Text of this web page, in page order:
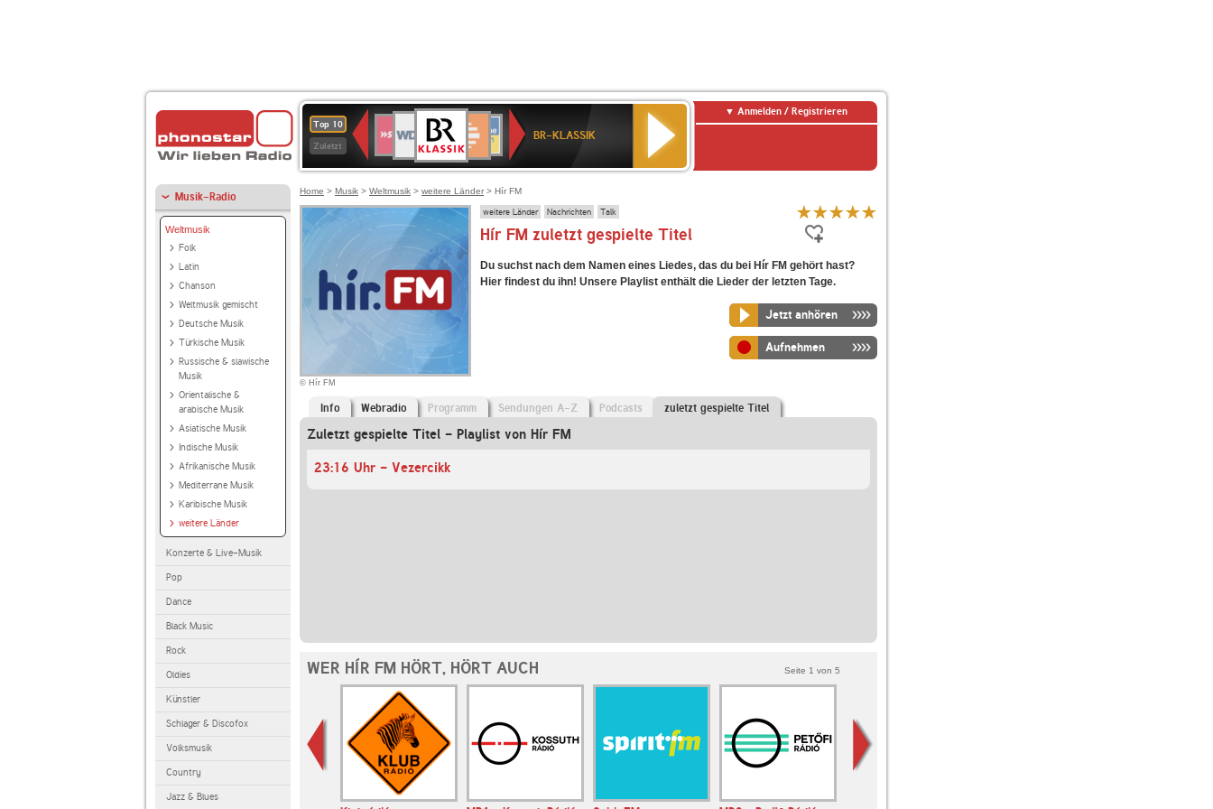
Top 10
Zuletzt
Deutschlandfunk
80er
90er
OLDIE
ANTENNE
4
BR-
KLASSIK
Deutschlandfunk
Kultur
ANTENNE
BAYERN
SWR
Kultur
NDR
2
BR-KLASSIK
Anmelden / Registrieren
Musik-Radio
Weltmusik
Folk
Latin
Chanson
Weltmusik gemischt
Deutsche Musik
Türkische Musik
Russische & slawische
Musik
Orientalische &
arabische Musik
Asiatische Musik
Indische Musik
Afrikanische Musik
Mediterrane Musik
Karibische Musik
weitere Länder
Konzerte & Live-Musik
Pop
Dance
Black Music
Rock
Oldies
Künstler
Schlager & Discofox
Volksmusik
Country
Jazz & Blues
Home > Musik > Weltmusik > weitere Länder > Hír FM
© Hír FM
weitere Länder Nachrichten Talk
Hír FM zuletzt gespielte Titel
Du suchst nach dem Namen eines Liedes, das du bei Hír FM gehört hast?
Hier findest du ihn! Unsere Playlist enthält die Lieder der letzten Tage.
Jetzt anhören
Aufnehmen
Info Webradio Programm Sendungen A-Z Podcasts zuletzt gespielte Titel
Zuletzt gespielte Titel - Playlist von Hír FM
23:16 Uhr - Vezercikk
WER HÍR FM HÖRT, HÖRT AUCH Seite 1 von 5